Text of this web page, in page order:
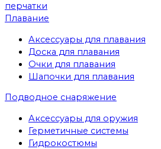
перчатки
Плавание
Аксессуары для плавания
Доска для плавания
Очки для плавания
Шапочки для плавания
Подводное снаряжение
Аксессуары для оружия
Герметичные системы
Гидрокостюмы